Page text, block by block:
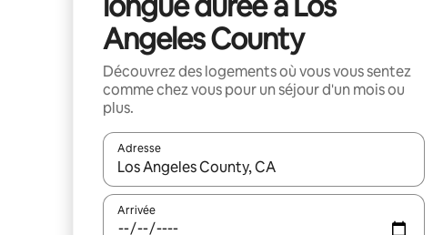
Angeles County
Découvrez des logements où vous vous sentez
comme chez vous pour un séjour d'un mois ou
plus.
Adresse
Lorsque les résultats s'affichent, utilisez les flèches
Arrivée